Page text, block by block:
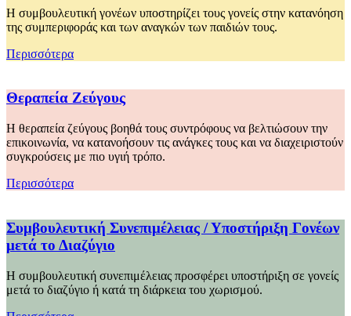
Η συμβουλευτική γονέων υποστηρίζει τους γονείς στην κατανόηση
της συμπεριφοράς και των αναγκών των παιδιών τους.
Περισσότερα
Θεραπεία Ζεύγους
Η θεραπεία ζεύγους βοηθά τους συντρόφους να βελτιώσουν την
επικοινωνία, να κατανοήσουν τις ανάγκες τους και να διαχειριστούν
συγκρούσεις με πιο υγιή τρόπο.
Περισσότερα
Συμβουλευτική Συνεπιμέλειας / Υποστήριξη Γονέων
μετά το Διαζύγιο
Η συμβουλευτική συνεπιμέλειας προσφέρει υποστήριξη σε γονείς
μετά το διαζύγιο ή κατά τη διάρκεια του χωρισμού.